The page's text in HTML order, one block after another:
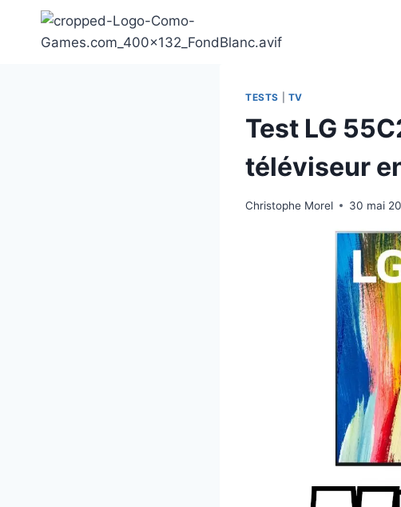
contenu
TESTS TV
Test LG
téléviseur
Christophe Morel 30 mai